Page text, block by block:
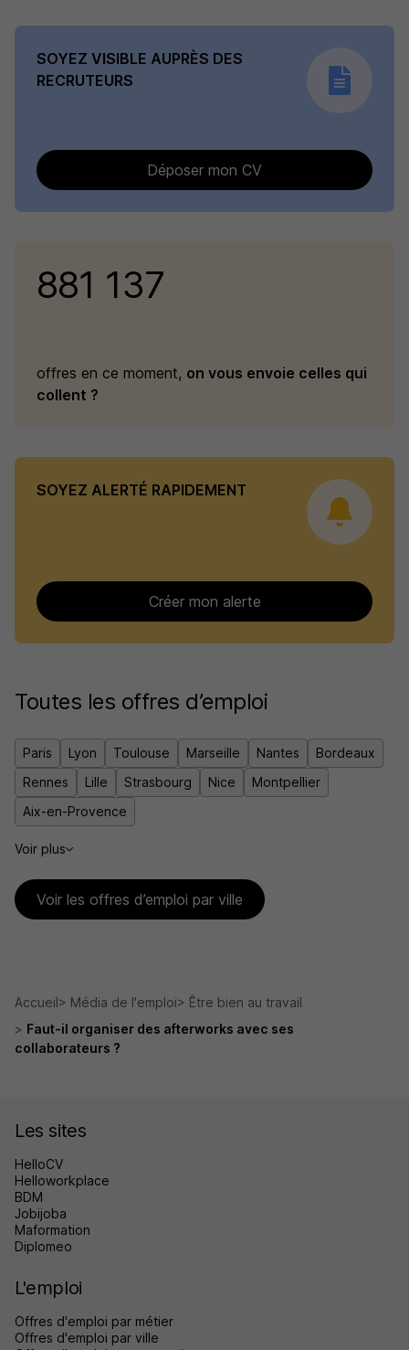
SOYEZ VISIBLE AUPRÈS DES
RECRUTEURS
Déposer mon CV
881 137
offres en ce moment, on vous envoie celles qui
collent ?
SOYEZ ALERTÉ RAPIDEMENT
Créer mon alerte
Toutes les offres d’emploi
Paris Lyon Toulouse Marseille Nantes
Bordeaux
Rennes
Lille Strasbourg Nice
Montpellier
Aix-en-Provence
Voir plus
Voir les offres d’emploi par ville
Accueil Média de l'emploi
Être bien au travail
Faut-il organiser des afterworks avec ses
collaborateurs ?
Les sites
HelloCV
Helloworkplace
BDM
Jobijoba
Maformation
Diplomeo
L'emploi
Offres d'emploi par métier
Offres d'emploi par ville